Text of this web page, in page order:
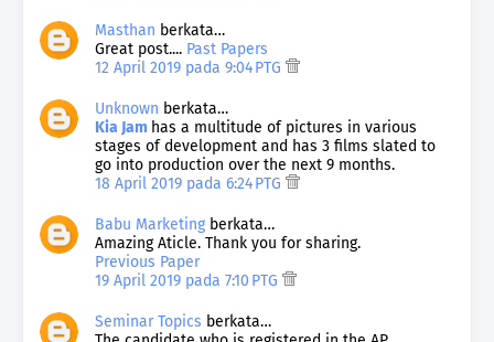
Masthan berkata…
Great post.... Past Papers
12 April 2019 pada 9:04 PTG
Unknown berkata…
Kia Jam has a multitude of pictures in various
stages of development and has 3 films slated to
go into production over the next 9 months.
18 April 2019 pada 6:24 PTG
Babu Marketing berkata…
Amazing Aticle. Thank you for sharing.
Previous Paper
19 April 2019 pada 7:10 PTG
Seminar Topics berkata…